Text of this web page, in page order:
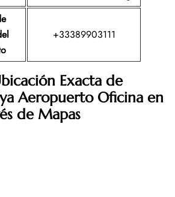
+33389903111
Exacta de
Aeropuerto Oficina en
de Mapas